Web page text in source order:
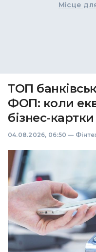
Місце
ТОП
ФОП: коли
бізнес-
04.08.2026, 06:50 —